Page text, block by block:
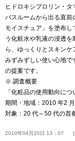
ヒドロキシプロリン・
バスルームから出る直前
モイスチュア」を塗布
う化粧水や乳液の浸透
ら、ゆっくりとスキンケ
みずみずしい使い心地
の提案です。
※ 調査概要
「化粧品の使用動向につ
期間・地域：2010 年2
対象：20 代～50 代の首
2010年04月20日 13：07